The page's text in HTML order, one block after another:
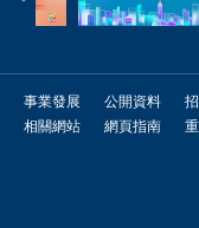
事業發展 公開資料
相關網站
網頁指南